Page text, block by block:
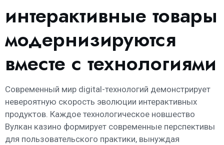
интерактивные товары
модернизируются
вместе с технологиями
Современный мир digital-технологий демонстрирует
невероятную скорость эволюции интерактивных
продуктов. Каждое технологическое новшество
Вулкан казино формирует современные перспективы
для пользовательского практики, вынуждая